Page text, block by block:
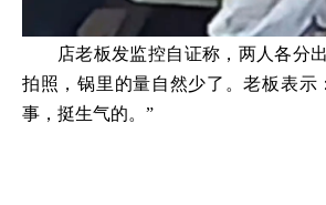
店老板发监控自证称，两人各分
拍照，锅里的量自然少了。老板表示
事，挺生气的。”